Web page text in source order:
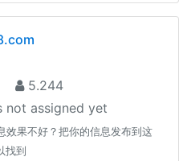
5.244
not assigned yet
效果不好？把你的信息发布到这
找到